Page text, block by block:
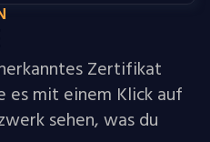
Zertifikat
es mit einem Klick auf
sehen, was du